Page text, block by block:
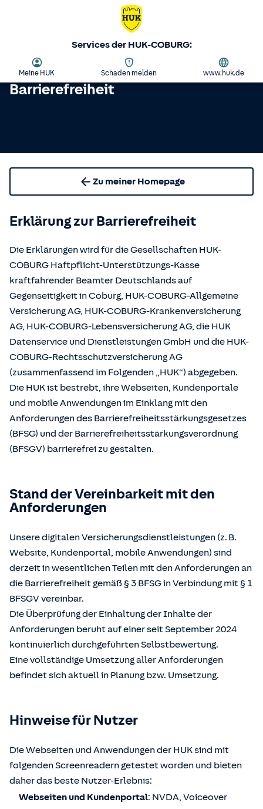
Services der HUK-COBURG:
Meine HUK Schaden melden www.huk.de
Barrierefreiheit
Zu meiner Homepage
Erklärung zur Barrierefreiheit
Die Erklärungen wird für die Gesellschaften HUK-
COBURG Haftpflicht-Unterstützungs-Kasse
kraftfahrender Beamter Deutschlands auf
Gegenseitigkeit in Coburg, HUK-COBURG-Allgemeine
Versicherung AG, HUK-COBURG-Krankenversicherung
AG, HUK-COBURG-Lebensversicherung AG, die HUK
Datenservice und Dienstleistungen GmbH und die HUK-
COBURG-Rechtsschutzversicherung AG
(zusammenfassend im Folgenden „HUK“) abgegeben.
Die HUK ist bestrebt, ihre Webseiten, Kundenportale
und mobile Anwendungen im Einklang mit den
Anforderungen des Barrierefreiheitsstärkungsgesetzes
(BFSG) und der Barrierefreiheitsstärkungsverordnung
(BFSGV) barrierefrei zu gestalten.
Stand der Vereinbarkeit mit den
Anforderungen
Unsere digitalen Versicherungsdienstleistungen (z. B.
Website, Kundenportal, mobile Anwendungen) sind
derzeit in wesentlichen Teilen mit den Anforderungen an
die Barrierefreiheit gemäß § 3 BFSG in Verbindung mit § 1
BFSGV vereinbar.
Die Überprüfung der Einhaltung der Inhalte der
Anforderungen beruht auf einer seit September 2024
kontinuierlich durchgeführten Selbstbewertung.
Eine vollständige Umsetzung aller Anforderungen
befindet sich aktuell in Planung bzw. Umsetzung.
Hinweise für Nutzer
Die Webseiten und Anwendungen der HUK sind mit
folgenden Screenreadern getestet worden und bieten
daher das beste Nutzer-Erlebnis:
Webseiten und Kundenportal: NVDA, Voiceover